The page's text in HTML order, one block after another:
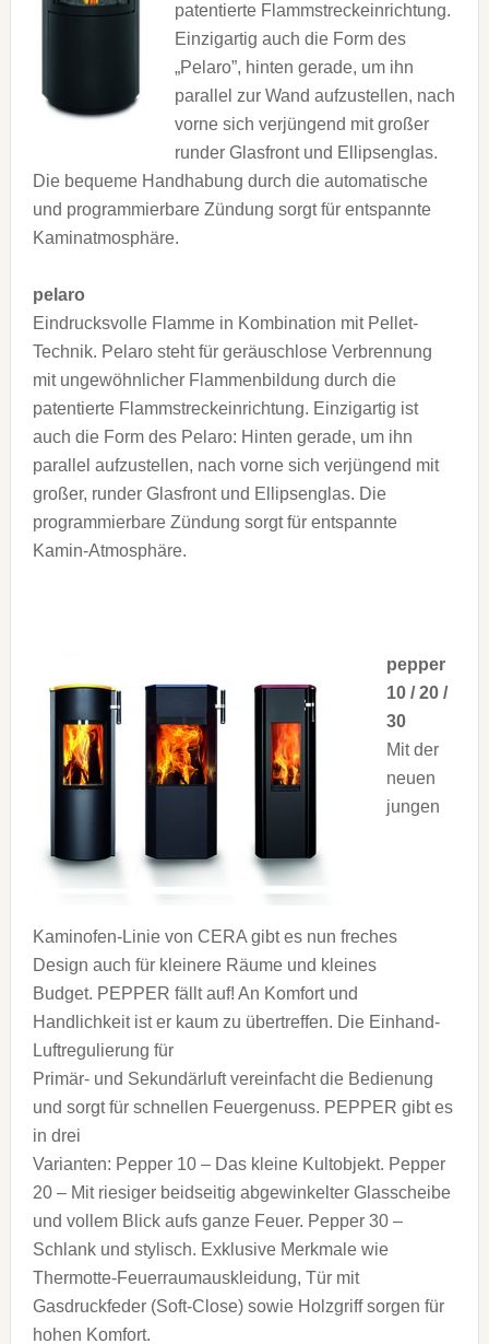
patentierte Flammstreckeinrichtung.
Einzigartig auch die Form des
„Pelaro”, hinten gerade, um ihn
parallel zur Wand aufzustellen, nach
vorne sich verjüngend mit großer
runder Glasfront und Ellipsenglas.
Die bequeme Handhabung durch die automatische
und programmierbare Zündung sorgt für entspannte
Kaminatmosphäre.
pelaro
Eindrucksvolle Flamme in Kombination mit Pellet-
Technik. Pelaro steht für geräuschlose Verbrennung
mit ungewöhnlicher Flammenbildung durch die
patentierte Flammstreckeinrichtung. Einzigartig ist
auch die Form des Pelaro: Hinten gerade, um ihn
parallel aufzustellen, nach vorne sich verjüngend mit
großer, runder Glasfront und Ellipsenglas. Die
programmierbare Zündung sorgt für entspannte
Kamin-Atmosphäre.
pepper
10 / 20 /
30
Mit der
neuen
jungen
Kaminofen-Linie von CERA gibt es nun freches
Design auch für kleinere Räume und kleines
Budget. PEPPER fällt auf! An Komfort und
Handlichkeit ist er kaum zu übertreffen. Die Einhand-
Luftregulierung für
Primär- und Sekundärluft vereinfacht die Bedienung
und sorgt für schnellen Feuergenuss. PEPPER gibt es
in drei
Varianten: Pepper 10 – Das kleine Kultobjekt. Pepper
20 – Mit riesiger beidseitig abgewinkelter Glasscheibe
und vollem Blick aufs ganze Feuer. Pepper 30 –
Schlank und stylisch. Exklusive Merkmale wie
Thermotte-Feuerraumauskleidung, Tür mit
Gasdruckfeder (Soft-Close) sowie Holzgriff sorgen für
hohen Komfort.